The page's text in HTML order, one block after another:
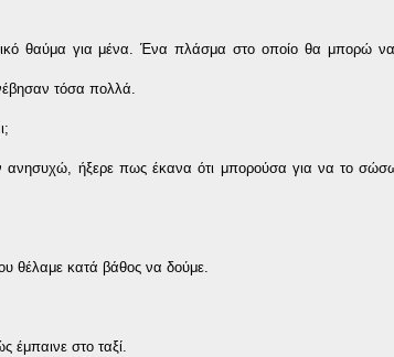
θαύμα για μένα. Ένα πλάσμα στο οποίο θα
τόσα πολλά.
ανησυχώ, ήξερε πως έκανα ότι μπορούσα για να το
θέλαμε κατά βάθος να δούμε.
έμπαινε στο ταξί.